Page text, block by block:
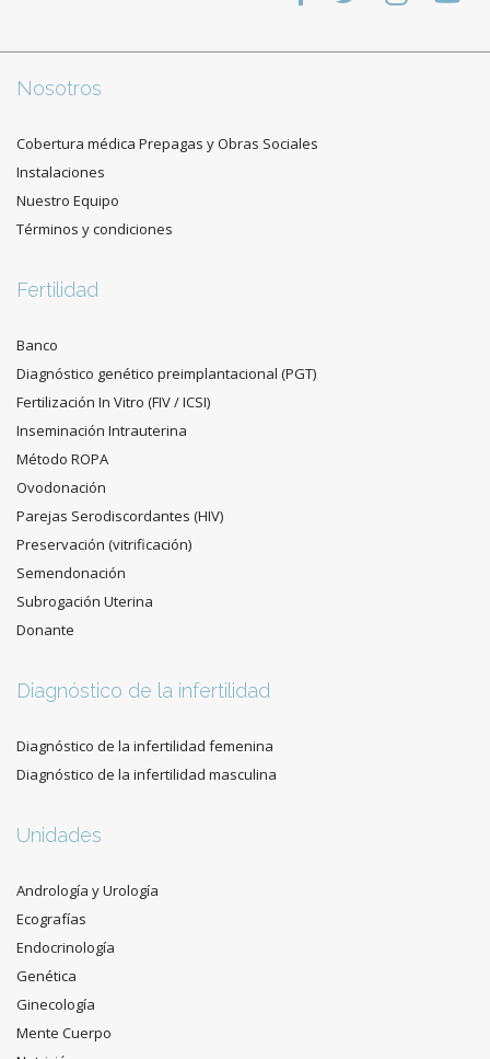
Nosotros
Cobertura médica Prepagas y Obras Sociales
Instalaciones
Nuestro Equipo
Términos y condiciones
Fertilidad
Banco
Diagnóstico genético preimplantacional (PGT)
Fertilización In Vitro (FIV / ICSI)
Inseminación Intrauterina
Método ROPA
Ovodonación
Parejas Serodiscordantes (HIV)
Preservación (vitrificación)
Semendonación
Subrogación Uterina
Donante
Diagnóstico de la infertilidad
Diagnóstico de la infertilidad femenina
Diagnóstico de la infertilidad masculina
Unidades
Andrología y Urología
Ecografías
Endocrinología
Genética
Ginecología
Mente Cuerpo